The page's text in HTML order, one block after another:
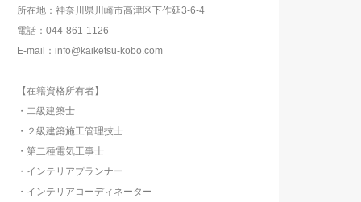
所在地：神奈川県川崎市高津区下作延3-6-4
電話：044-861-1126
E-mail：info@kaiketsu-kobo.com
【在籍資格所有者】
・二級建築士
・２級建築施工管理技士
・第二種電気工事士
・インテリアプランナー
・インテリアコーディネーター